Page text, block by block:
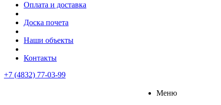
Оплата и доставка
Доска почета
Наши объекты
Контакты
+7 (4832) 77-03-99
Меню